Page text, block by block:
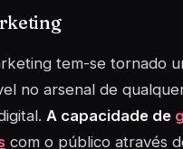
tem-se tornado
no arsenal de
A capacidade de
com o público através